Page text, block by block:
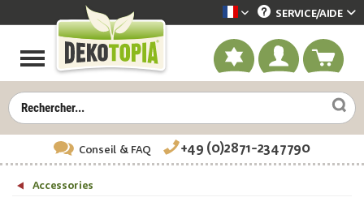
Dekotopia französisch
SERVICE/AIDE
Conseil& FAQ +49 (0)2871-2347790
Accessories